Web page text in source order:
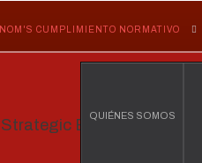
NOM'S CUMPLIMIENTO NORMATIVO
QUIÉNES SOMOS